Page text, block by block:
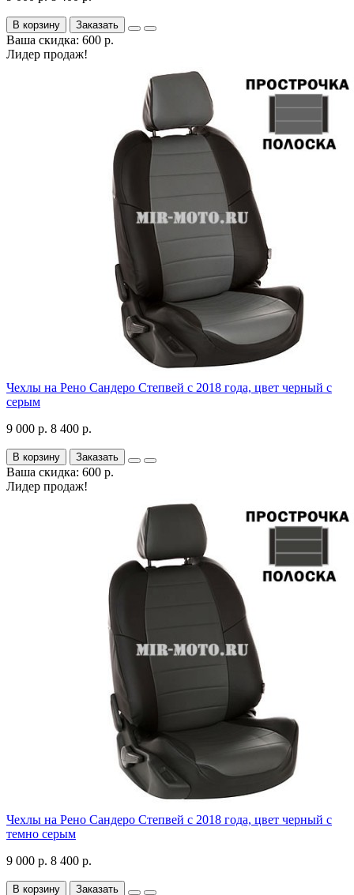
В корзину Заказать
Ваша скидка: 600 р.
Лидер продаж!
Чехлы на Рено Сандеро Степвей с 2018 года, цвет черный с
серым
9 000 р. 8 400 р.
В корзину Заказать
Ваша скидка: 600 р.
Лидер продаж!
Чехлы на Рено Сандеро Степвей с 2018 года, цвет черный с
темно серым
9 000 р. 8 400 р.
В корзину Заказать